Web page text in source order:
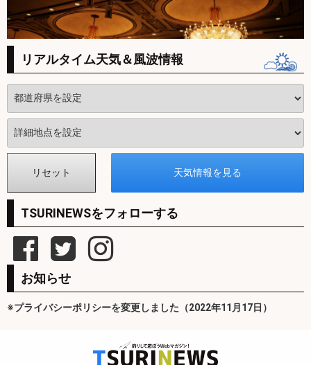
リアルタイム天気＆風波情報
TSURINEWSをフォローする
お知らせ
※プライバシーポリシーを変更しました（2022年11月17日）